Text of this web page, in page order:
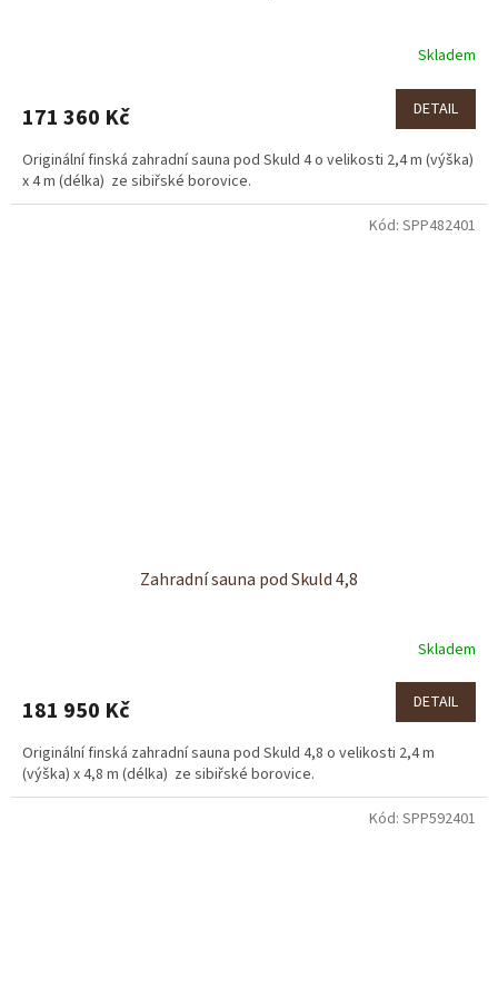
Skladem
171 360 Kč DETAIL
Originální finská zahradní sauna pod Skuld 4 o velikosti 2,4 m (výška)
x 4 m (délka) ze sibiřské borovice.
Zahradní sauna pod Skuld 4,8
Skladem
181 950 Kč DETAIL
Originální finská zahradní sauna pod Skuld 4,8 o velikosti 2,4 m
(výška) x 4,8 m (délka) ze sibiřské borovice.
Kód: SPP482401
Kód: SPP592401